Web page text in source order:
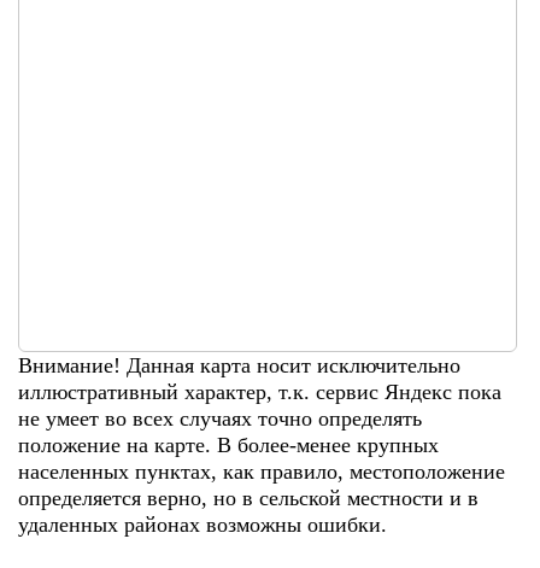
Внимание! Данная карта носит исключительно
иллюстративный характер, т.к. сервис Яндекс пока
не умеет во всех случаях точно определять
положение на карте. В более-менее крупных
населенных пунктах, как правило, местоположение
определяется верно, но в сельской местности и в
удаленных районах возможны ошибки.